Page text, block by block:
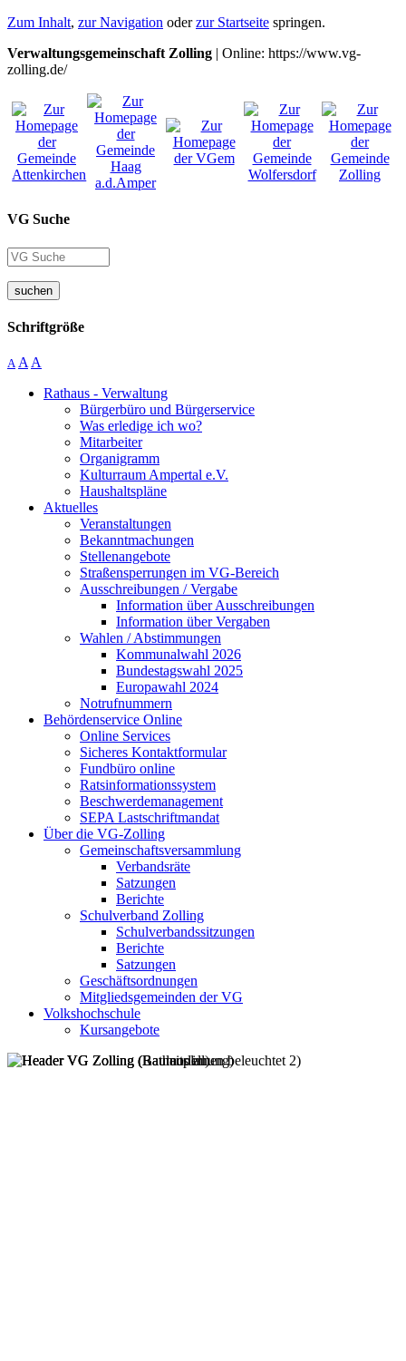
Zum Inhalt, zur Navigation oderzur Startseite springen.
Verwaltungsgemeinschaft Zolling | Online: https://www.vg-
zolling.de/
VG Suche
suchen
Schriftgröße
A A A
Rathaus - Verwaltung
Bürgerbüro und Bürgerservice
Was erledige ich wo?
Mitarbeiter
Organigramm
Kulturraum Ampertal e.V.
Haushaltspläne
Aktuelles
Veranstaltungen
Bekanntmachungen
Stellenangebote
Straßensperrungen im VG-Bereich
Ausschreibungen / Vergabe
Information über Ausschreibungen
Information über Vergaben
Wahlen / Abstimmungen
Kommunalwahl 2026
Bundestagswahl 2025
Europawahl 2024
Notrufnummern
Behördenservice Online
Online Services
Sicheres Kontaktformular
Fundbüro online
Ratsinformationssystem
Beschwerdemanagement
SEPA Lastschriftmandat
Über die VG-Zolling
Gemeinschaftsversammlung
Verbandsräte
Satzungen
Berichte
Schulverband Zolling
Schulverbandssitzungen
Berichte
Satzungen
Geschäftsordnungen
Mitgliedsgemeinden der VG
Volkshochschule
Kursangebote